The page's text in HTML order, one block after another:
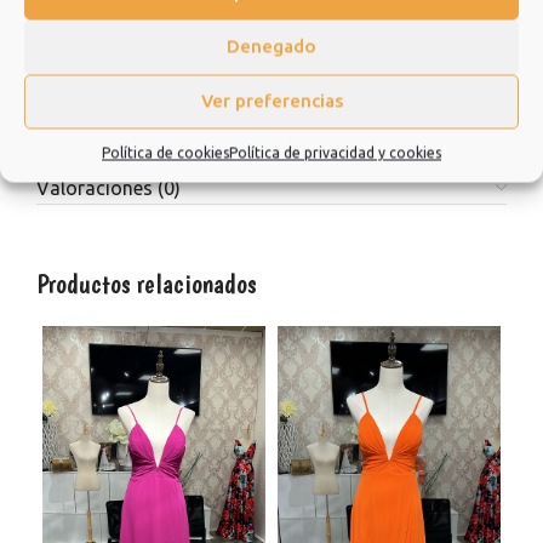
Denegado
Ver preferencias
Política de cookiesPolítica de privacidad y cookies
repetir.
Muchísimas gracias.
Información adicional
Valoraciones (0)
Productos relacionados